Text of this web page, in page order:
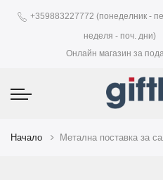
+359883227772 (понеделник -
неделя - поч. дни)
Онлайн магазин за
Начало Метална поставка за